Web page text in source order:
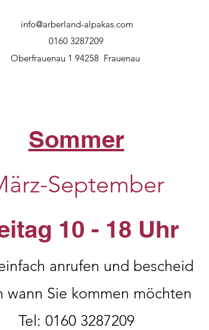
info@arberland-alpakas.com
0160 3287209
Oberfrauenau 1 94258 Frauenau
Sommer
September
10 - 18 Uhr
anrufen und bescheid
wann Sie kommen möchten
Tel: 0160 3287209